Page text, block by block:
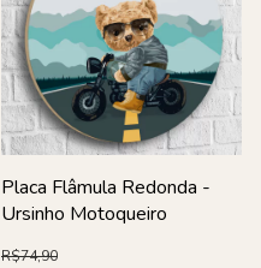
Placa Flâmula Redonda -
Ursinho Motoqueiro
R$74,90